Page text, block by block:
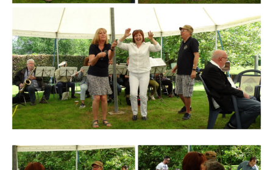
Branding
ARMCHAIR